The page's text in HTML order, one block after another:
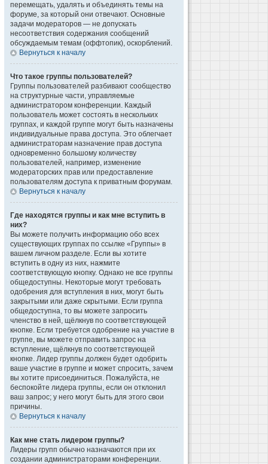
перемещать, удалять и объединять темы на
форуме, за который они отвечают. Основные
задачи модераторов — не допускать
несоответствия содержания сообщений
обсуждаемым темам (оффтопик), оскорблений.
Вернуться к началу
Что такое группы пользователей?
Группы пользователей разбивают сообщество
на структурные части, управляемые
администратором конференции. Каждый
пользователь может состоять в нескольких
группах, и каждой группе могут быть назначены
индивидуальные права доступа. Это облегчает
администраторам назначение прав доступа
одновременно большому количеству
пользователей, например, изменение
модераторских прав или предоставление
пользователям доступа к приватным форумам.
Вернуться к началу
Где находятся группы и как мне вступить в
них?
Вы можете получить информацию обо всех
существующих группах по ссылке «Группы» в
вашем личном разделе. Если вы хотите
вступить в одну из них, нажмите
соответствующую кнопку. Однако не все группы
общедоступны. Некоторые могут требовать
одобрения для вступления в них, могут быть
закрытыми или даже скрытыми. Если группа
общедоступна, то вы можете запросить
членство в ней, щёлкнув по соответствующей
кнопке. Если требуется одобрение на участие в
группе, вы можете отправить запрос на
вступление, щёлкнув по соответствующей
кнопке. Лидер группы должен будет одобрить
ваше участие в группе и может спросить, зачем
вы хотите присоединиться. Пожалуйста, не
беспокойте лидера группы, если он отклонил
ваш запрос; у него могут быть для этого свои
причины.
Вернуться к началу
Как мне стать лидером группы?
Лидеры групп обычно назначаются при их
создании администраторами конференции.